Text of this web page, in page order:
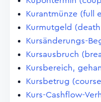
Kurantmünze (full
Kurmutgeld
Kursänderungs-
Kursausbruch
Kursbereich,
Kursbetrug
Kurs-Cashflow-